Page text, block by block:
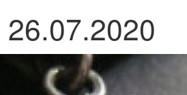
26.07.2020